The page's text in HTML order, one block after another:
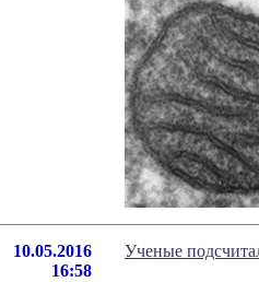
10.05.2016
16:58
Ученые